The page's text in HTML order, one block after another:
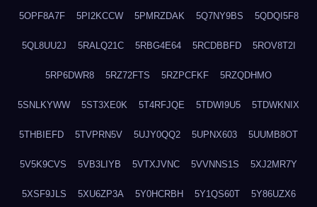
5OPF8A7F 5PI2KCCW 5PMRZDAK 5Q7NY9BS 5QDQI5F8
5QL8UU2J 5RALQ21C 5RBG4E64 5RCDBBFD 5ROV8T2I
5RP6DWR8 5RZ72FTS 5RZPCFKF 5RZQDHMO
5SNLKYWW 5ST3XE0K 5T4RFJQE 5TDWI9U5 5TDWKNIX
5THBIEFD 5TVPRN5V 5UJY0QQ2 5UPNX603 5UUMB8OT
5V5K9CVS 5VB3LIYB 5VTXJVNC 5VVNNS1S 5XJ2MR7Y
5XSF9JLS 5XU6ZP3A 5Y0HCRBH 5Y1QS60T 5Y86UZX6